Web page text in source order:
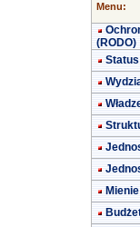
Menu:
(RODO)